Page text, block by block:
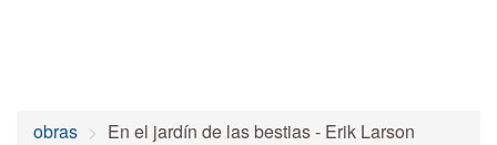
obras En el jardín de las bestias - Erik Larson